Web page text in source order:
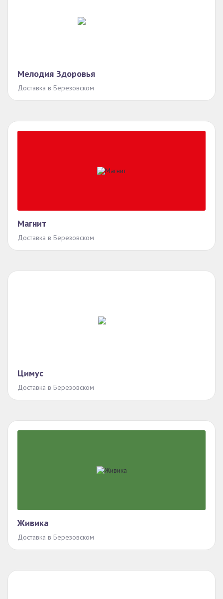
Мелодия Здоровья
Доставка в Березовском
Магнит
Доставка в Березовском
Цимус
Доставка в Березовском
Живика
Доставка в Березовском